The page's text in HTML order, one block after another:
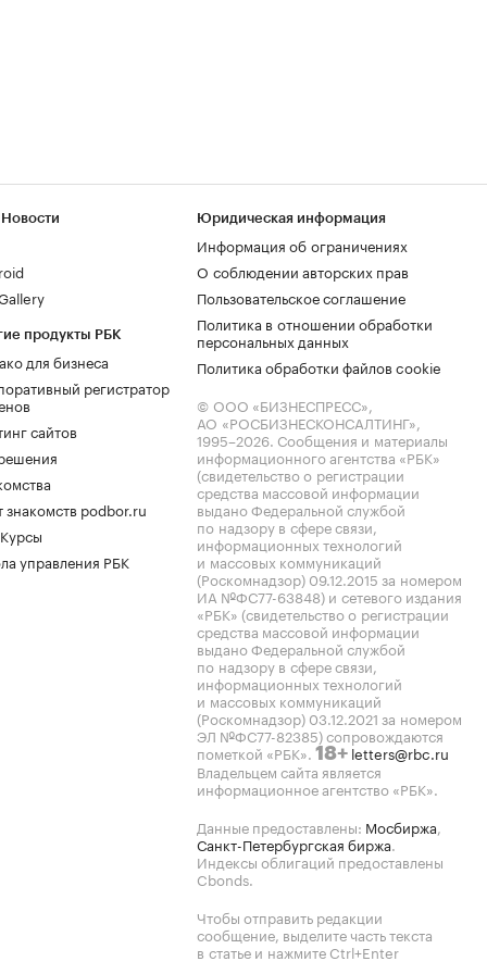
продукты РБК
для бизнеса
регистратор
сайтов
знакомств podbor.ru
управления РБК
Юридическая информация
Информация об ограничениях
О соблюдении авторских прав
Пользовательское соглашение
Политика в отношении обработки
персональных данных
Политика обработки файлов cookie
© ООО «БИЗНЕСПРЕСС»,
АО «РОСБИЗНЕСКОНСАЛТИНГ»,
1995–2026. Сообщения и материалы
информационного агентства «РБК»
(свидетельство о регистрации
средства массовой информации
выдано Федеральной службой
по надзору в сфере связи,
информационных технологий
и массовых коммуникаций
(Роскомнадзор) 09.12.2015 за номером
ИА №ФС77-63848) и сетевого издания
«РБК» (свидетельство о регистрации
средства массовой информации
выдано Федеральной службой
по надзору в сфере связи,
информационных технологий
и массовых коммуникаций
(Роскомнадзор) 03.12.2021 за номером
ЭЛ №ФС77-82385) сопровождаются
пометкой «РБК». 18+ letters@rbc.ru
Владельцем сайта является
информационное агентство «РБК».
Данные предоставлены: Мосбиржа,
Санкт-Петербургская биржа.
Индексы облигаций предоставлены
Cbonds.
Чтобы отправить редакции
сообщение, выделите часть текста
в статье и нажмите Ctrl+Enter